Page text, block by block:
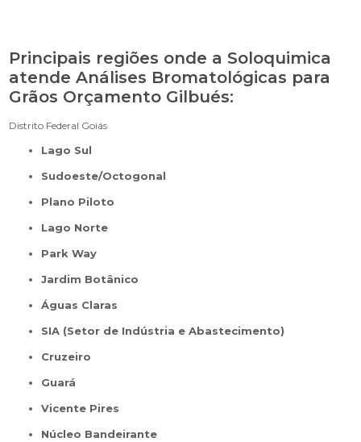
Principais regiões onde a Soloquimica
atende Análises Bromatológicas para
Grãos Orçamento Gilbués:
Distrito Federal Goiás
Lago Sul
Sudoeste/Octogonal
Plano Piloto
Lago Norte
Park Way
Jardim Botânico
Águas Claras
SIA (Setor de Indústria e Abastecimento)
Cruzeiro
Guará
Vicente Pires
Núcleo Bandeirante